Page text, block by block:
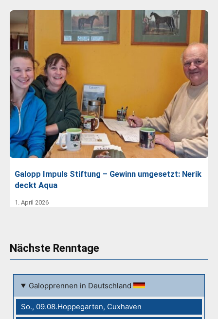
Galopp Impuls Stiftung – Gewinn umgesetzt: Nerik
deckt Aqua
1. April 2026
Nächste Renntage
Galopprennen in Deutschland
So., 09.08.Hoppegarten, Cuxhaven